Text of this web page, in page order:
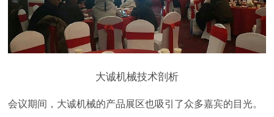
大诚机械技术剖析
会议期间，大诚机械的产品展区也吸引了众多嘉宾的目光。